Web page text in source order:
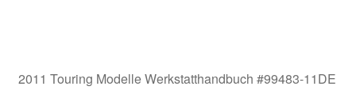
2011 Touring Modelle Werkstatthandbuch #99483-11DE